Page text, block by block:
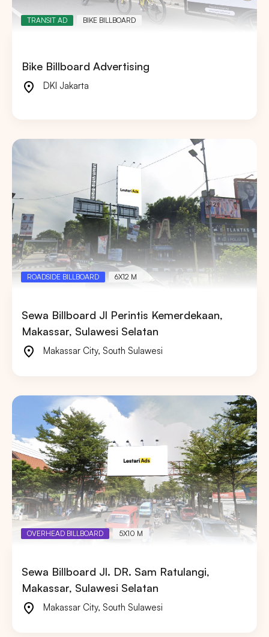
TRANSIT AD BIKE BILLBOARD
Bike Billboard Advertising
DKI Jakarta
ROADSIDE BILLBOARD 6X12 M
Sewa Billboard Jl Perintis Kemerdekaan,
Makassar, Sulawesi Selatan
Makassar City, South Sulawesi
OVERHEAD BILLBOARD 5X10 M
Sewa Billboard Jl. DR. Sam Ratulangi,
Makassar, Sulawesi Selatan
Makassar City, South Sulawesi